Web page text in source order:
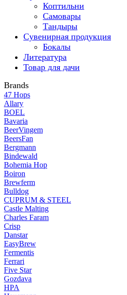
Коптильни
Самовары
Тандыры
Сувенирная продукция
Бокалы
Литература
Товар для дачи
Brands
47 Hops
Allary
BOEL
Bavaria
BeerVingem
BeersFan
Bergmann
Bindewald
Bohemia Hop
Boiron
Brewferm
Bulldog
CUPRUM & STEEL
Castle Malting
Charles Faram
Crisp
Danstar
EasyBrew
Fermentis
Ferrari
Five Star
Gozdava
HPA